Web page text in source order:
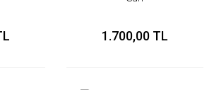
1.700,00 TL